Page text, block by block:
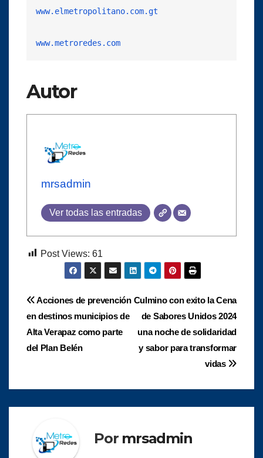
www.elmetropolitano.com.gt
www.metroredes.com
Autor
mrsadmin
Ver todas las entradas
Post Views: 61
Navegación
de
entradas
Culmino con exito la Cena
de Sabores Unidos 2024
una noche de solidaridad
y sabor para transformar
vidas
Acciones de prevención
en destinos municipios de
Alta Verapaz como parte
del Plan Belén
Por mrsadmin